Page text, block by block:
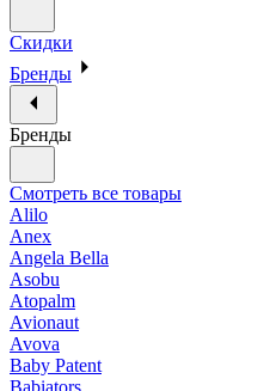
Скидки
Бренды
Бренды
Смотреть все товары
Alilo
Anex
Angela Bella
Asobu
Atopalm
Avionaut
Avova
Baby Patent
Babiators